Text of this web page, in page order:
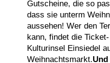
Gutscheine, die so
dass sie unterm
aussehen! Wer den
kann, findet die
Kulturinsel Einsiedel
Weihnachtsmarkt.